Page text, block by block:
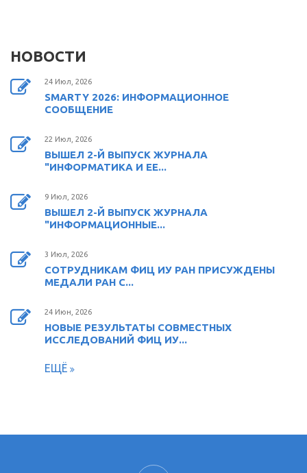
НОВОСТИ
24 Июл, 2026
SMARTY 2026: ИНФОРМАЦИОННОЕ
СООБЩЕНИЕ
22 Июл, 2026
ВЫШЕЛ 2-Й ВЫПУСК ЖУРНАЛА
"ИНФОРМАТИКА И ЕЕ...
9 Июл, 2026
ВЫШЕЛ 2-Й ВЫПУСК ЖУРНАЛА
"ИНФОРМАЦИОННЫЕ...
3 Июл, 2026
СОТРУДНИКАМ ФИЦ ИУ РАН ПРИСУЖДЕНЫ
МЕДАЛИ РАН С...
24 Июн, 2026
НОВЫЕ РЕЗУЛЬТАТЫ СОВМЕСТНЫХ
ИССЛЕДОВАНИЙ ФИЦ ИУ...
ЕЩЁ